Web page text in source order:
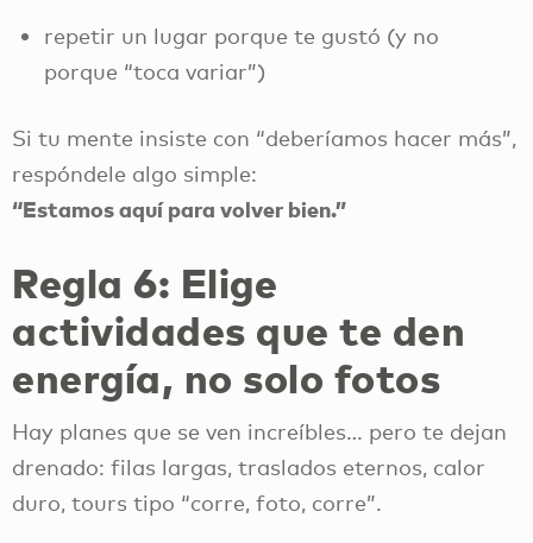
repetir un lugar porque te gustó (y no
porque “toca variar”)
Si tu mente insiste con “deberíamos hacer más”,
respóndele algo simple:
“Estamos aquí para volver bien.”
Regla 6: Elige
actividades que te den
energía, no solo fotos
Hay planes que se ven increíbles… pero te dejan
drenado: filas largas, traslados eternos, calor
duro, tours tipo “corre, foto, corre”.